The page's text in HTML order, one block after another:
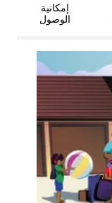
إمكانية
الوصول